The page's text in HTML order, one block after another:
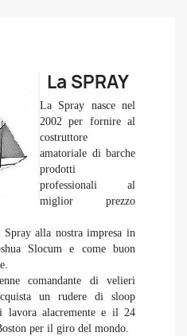
La SPRAY
La Spray nasce nel
2002 per fornire al
costruttore
amatoriale di barche
prodotti
professionali al
miglior prezzo
alla nostra impresa in
Slocum e come buon
comandante di velieri
un rudere di sloop
lavora alacremente e il 24
per il giro del mondo.